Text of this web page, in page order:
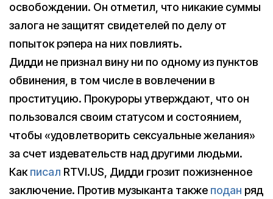
освобождении. Он отметил, что никакие суммы
залога не защитят свидетелей по делу от
попыток рэпера на них повлиять.
Дидди не признал вину ни по одному из пунктов
обвинения, в том числе в вовлечении в
проституцию. Прокуроры утверждают, что он
пользовался своим статусом и состоянием,
чтобы «удовлетворить сексуальные желания»
за счет издевательств над другими людьми.
Какписал RTVI.US, Дидди грозит пожизненное
заключение. Против музыканта также подан ряд